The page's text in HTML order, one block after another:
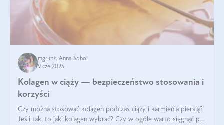
mgr inż. Anna Sobol
9 cze 2025
Kolagen w ciąży — bezpieczeństwo stosowania i
korzyści
Czy można stosować kolagen podczas ciąży i karmienia piersią?
Jeśli tak, to jaki kolagen wybrać? Czy w ogóle warto sięgnąć po